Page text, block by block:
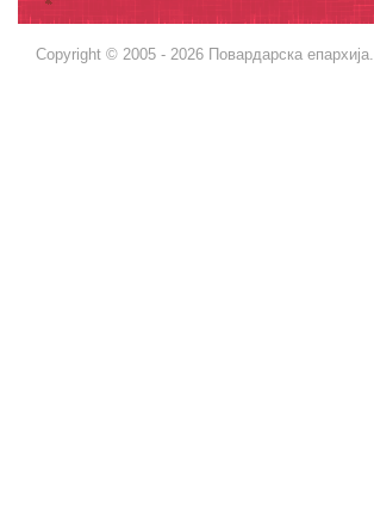
Copyright © 2005 - 2026 Повардарска епархија.